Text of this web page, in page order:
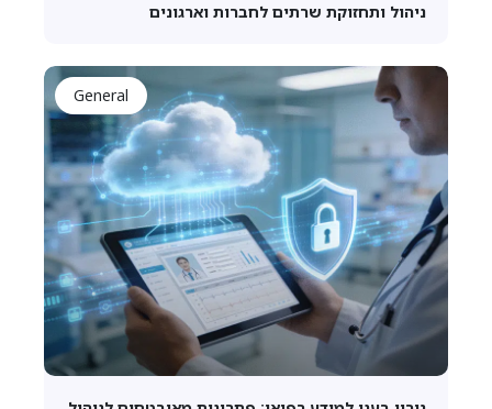
ניהול ותחזוקת שרתים לחברות וארגונים
General